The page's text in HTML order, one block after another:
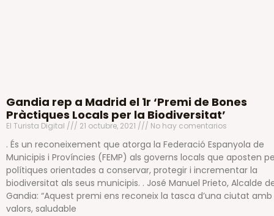
Gandia rep a Madrid el 1r ‘Premi de Bones
Pràctiques Locals per la Biodiversitat’
El Turista Digital 21 octubre, 2021 No hay comentarios
. És un reconeixement que atorga la Federació Espanyola de
Municipis i Províncies (FEMP) als governs locals que aposten
polítiques orientades a conservar, protegir i incrementar la
biodiversitat als seus municipis. . José Manuel Prieto, Alcalde
Gandia: “Aquest premi ens reconeix la tasca d’una ciutat amb
valors, saludable